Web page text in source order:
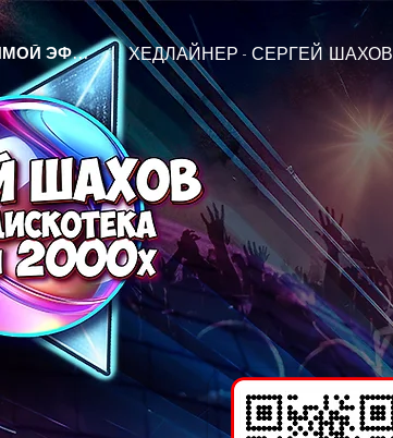
ПРЯМОЙ ЭФИР ХЕДЛАЙНЕР - СЕРГЕЙ ШАХОВ